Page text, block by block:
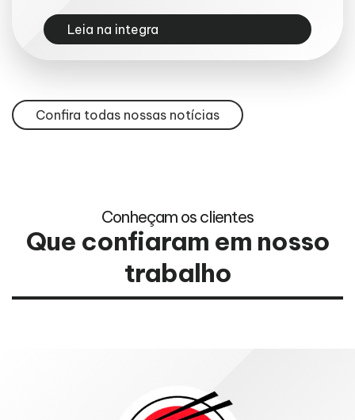
Leia na integra
Confira todas nossas notícias
Conheçam os clientes
Que confiaram em nosso
trabalho